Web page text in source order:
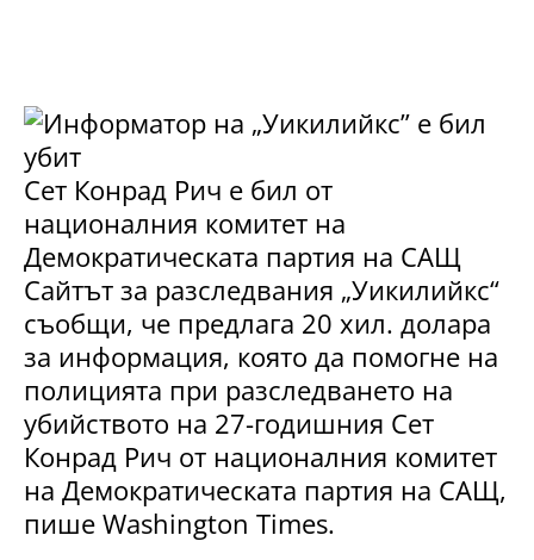
Сет Конрад Рич е бил от
националния комитет на
Демократическата партия на САЩ
Сайтът за разследвания „Уикилийкс“
съобщи, че предлага 20 хил. долара
за информация, която да помогне на
полицията при разследването на
убийството на 27-годишния Сет
Конрад Рич от националния комитет
на Демократическата партия на САЩ,
пише Washington Times.